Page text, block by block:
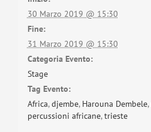
30 Marzo 2019 @ 15:30
Fine:
31 Marzo 2019 @ 15:30
Categoria Evento:
Stage
Tag Evento:
Africa,djembe, Harouna Dembele,
percussioni africane,trieste